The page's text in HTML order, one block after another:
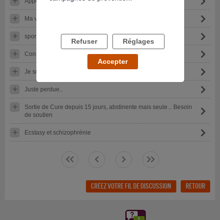
Ma vie s'écroule
sport et dépendance
Conso de crack
Je suis bipolaire et Addict
Juste perdue..
Sortie de Cure depuis 15 jours, abstinente mais seule... Besoin
de soutien
Ecstasy et schizophrénie
<< < > >>
CRÉEZ VOTRE FIL DE DISCUSSION RETOUR
Refuser Réglages
Accepter